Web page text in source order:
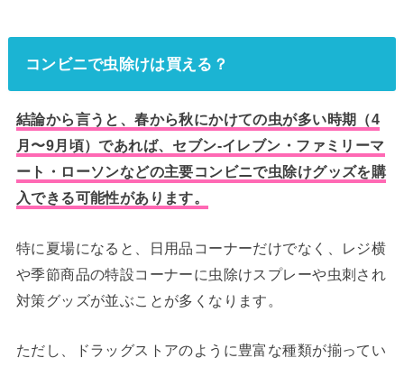
コンビニで虫除けは買える？
結論から言うと、春から秋にかけての虫が多い時期（4
月〜9月頃）であれば、セブン-イレブン・ファミリーマ
ート・ローソンなどの主要コンビニで虫除けグッズを購
入できる可能性があります。
特に夏場になると、日用品コーナーだけでなく、レジ横
や季節商品の特設コーナーに虫除けスプレーや虫刺され
対策グッズが並ぶことが多くなります。
ただし、ドラッグストアのように豊富な種類が揃ってい